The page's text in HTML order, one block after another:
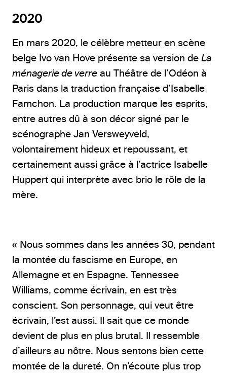
2020
En mars 2020, le célèbre metteur en scène
belge Ivo van Hove présente sa version de La
ménagerie de verre au Théâtre de l’Odéon à
Paris dans la traduction française d’Isabelle
Famchon. La production marque les esprits,
entre autres dû à son décor signé par le
scénographe Jan Versweyveld,
volontairement hideux et repoussant, et
certainement aussi grâce à l’actrice Isabelle
Huppert qui interprète avec brio le rôle de la
mère.
« Nous sommes dans les années 30, pendant
la montée du fascisme en Europe, en
Allemagne et en Espagne. Tennessee
Williams, comme écrivain, en est très
conscient. Son personnage, qui veut être
écrivain, l’est aussi. Il sait que ce monde
devient de plus en plus brutal. Il ressemble
d’ailleurs au nôtre. Nous sentons bien cette
montée de la dureté. On n’écoute plus trop